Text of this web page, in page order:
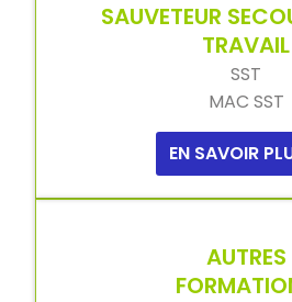
SAUVETEUR
TRAVAIL
SST
MAC SST
EN SAVOIR
AUTRES